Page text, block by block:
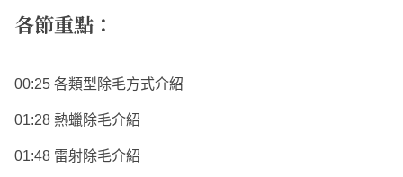
各節重點：
00:25 各類型除毛方式介紹
01:28 熱蠟除毛介紹
01:48 雷射除毛介紹